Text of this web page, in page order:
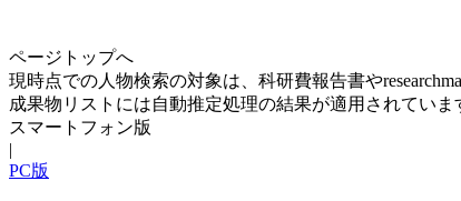
ページトップへ
現時点での人物検索の対象は、科研費報告書や
成果物リストには自動推定処理の結果が適用されてい
スマートフォン版
|
PC版